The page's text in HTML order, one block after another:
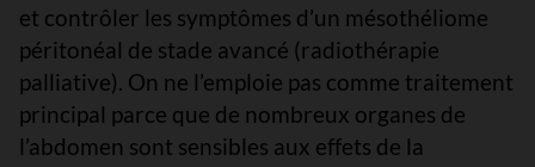
et contrôler les symptômes d’un mésothéliome
péritonéal de stade avancé (radiothérapie
palliative). On ne l’emploie pas comme traitement
principal parce que de nombreux organes de
l’abdomen sont sensibles aux effets de la